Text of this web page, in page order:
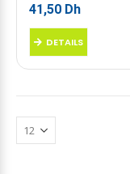
41,50 Dh
DETAILS